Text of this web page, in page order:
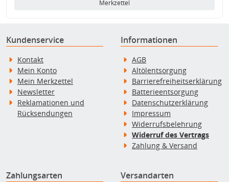
Merkzettel
Kundenservice
Kontakt
Mein Konto
Mein Merkzettel
Newsletter
Reklamationen und
Rücksendungen
Informationen
AGB
Altölentsorgung
Barrierefreiheitserklärung
Batterieentsorgung
Datenschutzerklärung
Impressum
Widerrufsbelehrung
Widerruf des Vertrags
Zahlung & Versand
Zahlungsarten Versandarten